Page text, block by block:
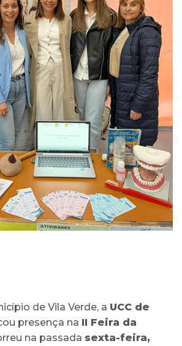
de Vila Verde, a UCC de
presença na II Feira da
na passada sexta-feira,